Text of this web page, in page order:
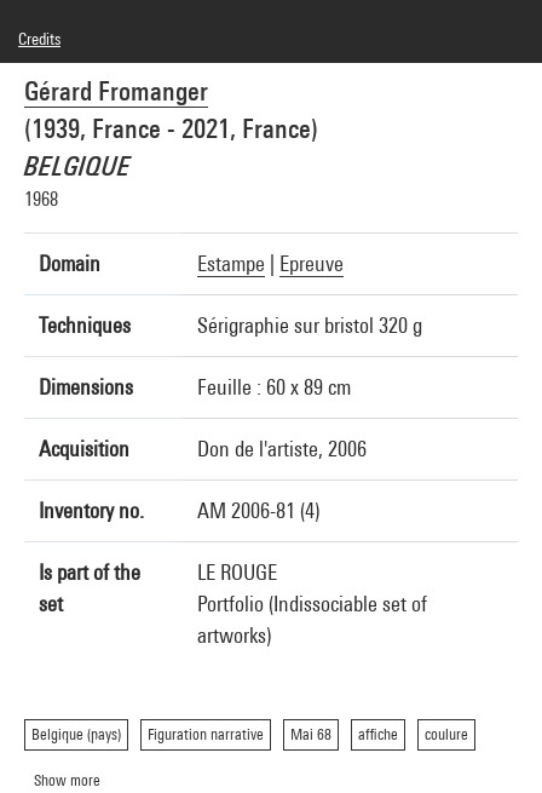
Gérard Fromanger
(1939, France - 2021, France)
BELGIQUE
1968
Domain Estampe Epreuve
Techniques Sérigraphie sur bristol 320 g
Dimensions Feuille : 60 x 89 cm
Acquisition Don de l'artiste, 2006
Inventory no. AM 2006-81 (4)
Is part of the
set
LE ROUGE
Portfolio (Indissociable set of
artworks)
Belgique (pays) Figuration narrative Mai 68 affiche coulure
Show more
Credits
© Gérard Fromanger
Photo credits : Centre Pompidou, MNAM-CCI/Georges Meguerditchian/Dist.
GrandPalaisRmn
Image reference : 4N02025
Image presentation :